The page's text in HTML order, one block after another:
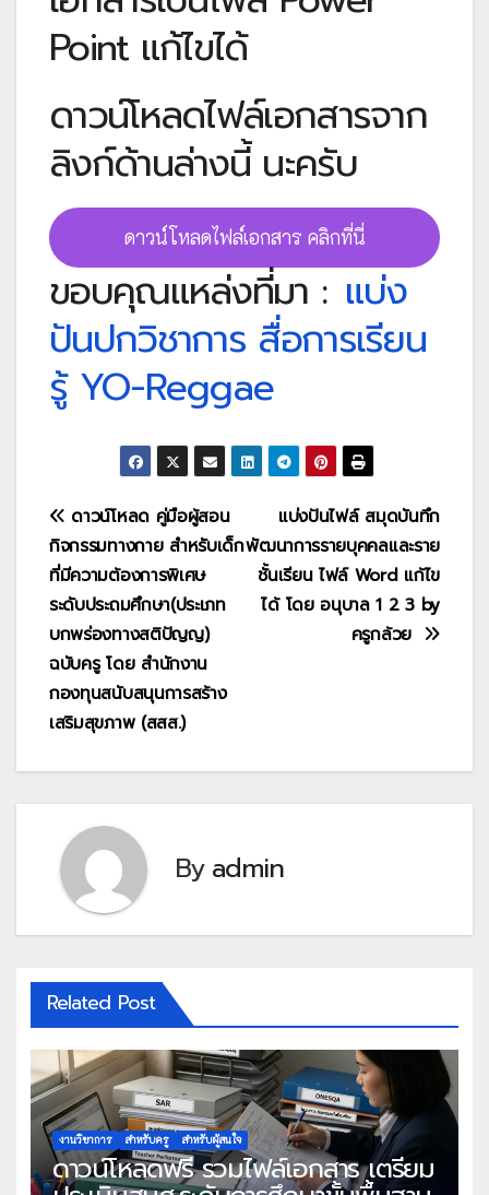
Point แก้ไขได้
ดาวน์โหลดไฟล์เอกสารจาก
ลิงก์ด้านล่างนี้ นะครับ
ดาวน์โหลดไฟล์เอกสาร คลิกที่นี่
ขอบคุณแหล่งที่มา : แบ่ง
ปันปกวิชาการ สื่อการเรียน
รู้ YO-Reggae
แนะแนว
เรื่อง
แบ่งปันไฟล์ สมุดบันทึก
พัฒนาการรายบุคคลและราย
ชั้นเรียน ไฟล์ Word แก้ไข
ได้ โดย อนุบาล 1 2 3 by
ครูกล้วย
ดาวน์โหลด คู่มือผู้สอน
กิจกรรมทางกาย สำหรับเด็ก
ที่มีความต้องการพิเศษ
ระดับประถมศึกษา(ประเภท
บกพร่องทางสติปัญญ)
ฉบับครู โดย สำนักงาน
กองทุนสนับสนุนการสร้าง
เสริมสุขภาพ (สสส.)
Byadmin
Related Post
งานวิชาการ สำหรับครู สำหรับผู้สนใจ
ดาวน์โหลดฟรี รวมไฟล์เอกสาร เตรียม